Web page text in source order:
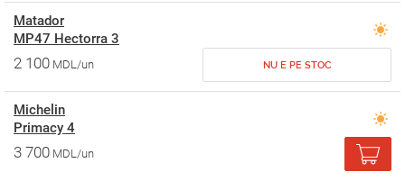
Matador
MP47 Hectorra 3
2 100 MDL/un NU E PE STOC
Michelin
Primacy 4
3 700 MDL/un